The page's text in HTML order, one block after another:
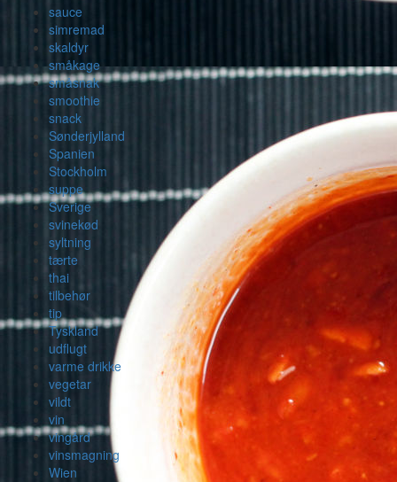
sauce
simremad
skaldyr
småkage
småsnak
smoothie
snack
Sønderjylland
Spanien
Stockholm
suppe
Sverige
svinekød
syltning
tærte
thai
tilbehør
tip
Tyskland
udflugt
varme drikke
vegetar
vildt
vin
vingård
vinsmagning
Wien